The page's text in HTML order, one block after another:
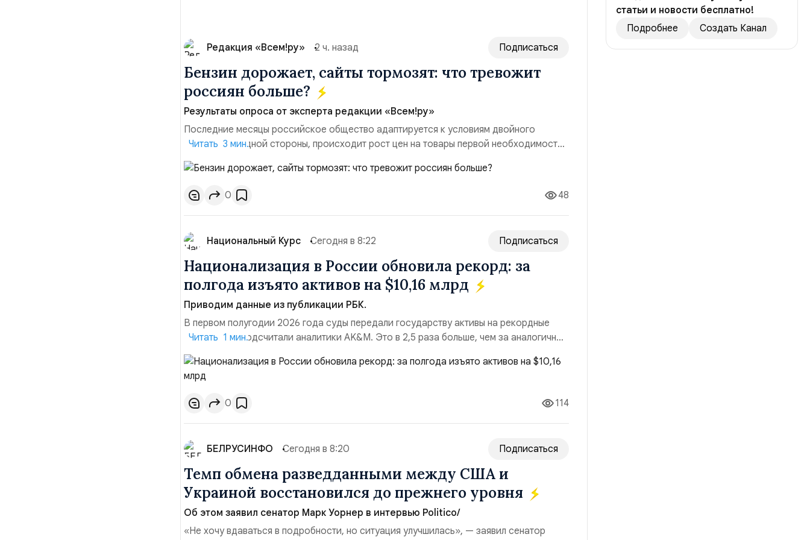
Редакция «Всем!ру» 2 ч. назад Подписаться
Бензин дорожает, сайты тормозят: что тревожит
россиян больше?
Результаты опроса от эксперта редакции «Всем!ру»
Последние месяцы российское общество адаптируется к условиям двойного
давления. С одной стороны, происходит рост цен на товары первой необходимости,
инфляция и локальные сбои в поставках бензина. А с другой – технологическая
турбулентность: перебои в работе интернета, блокировки сайтов, необходимость
осваивать VPN и российские платформы.Что из этого бье...
Читать 3 мин.
0 48
Национальный Курс Сегодня в 8:22 Подписаться
Национализация в России обновила рекорд: за
полгода изъято активов на $10,16 млрд
Приводим данные из публикации РБК.
В первом полугодии 2026 года суды передали государству активы на рекордные
$10,16 млрд, подсчитали аналитики AK&M. Это в 2,5 раза больше, чем за аналогичный
период 2025 года ($3,95 млрд). Всего зафиксировано 15 национализационных
транзакций, которые обеспечили 42,2% денежного объёма всего российского рынка
слияний и поглощений. Крупнейшей ...
Читать 1 мин.
0 114
БЕЛРУСИНФО Сегодня в 8:20 Подписаться
Темп обмена разведданными между США и
Украиной восстановился до прежнего уровня
Об этом заявил сенатор Марк Уорнер в интервью Politico/
«Не хочу вдаваться в подробности, но ситуация улучшилась», — заявил сенатор
статьи и новости бесплатно!
Подробнее
Создать Канал